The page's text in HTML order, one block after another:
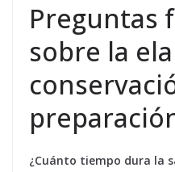
Preguntas
sobre la
¿Cuánto tiempo dura la